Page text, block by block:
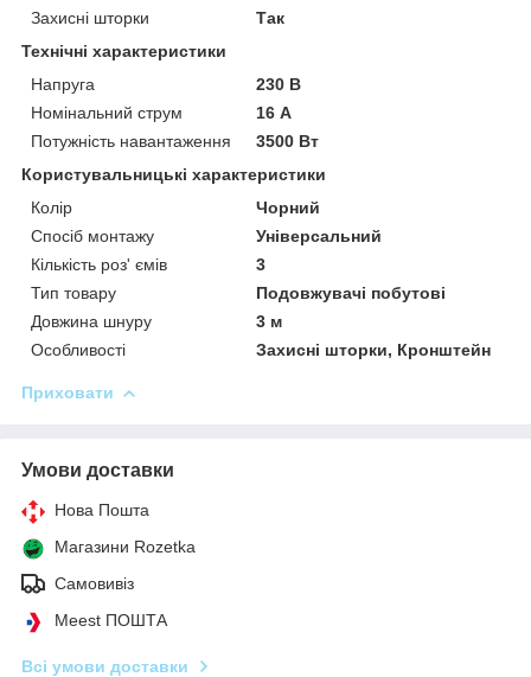
Захисні шторки
Так
Технічні характеристики
Напруга
230 В
Номінальний струм
16 А
Потужність навантаження
3500 Вт
Користувальницькі характеристики
Колір
Чорний
Спосіб монтажу
Універсальний
Кількість роз' ємів
3
Тип товару
Подовжувачі побутові
Довжина шнуру
3 м
Особливості
Захисні шторки, Кронштейн
Приховати
Умови доставки
Нова Пошта
Магазини Rozetka
Самовивіз
Meest ПОШТА
Всі умови доставки